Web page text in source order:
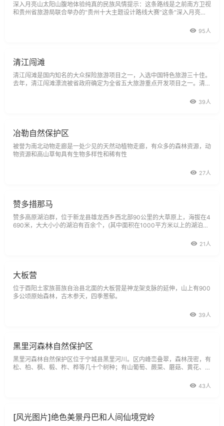
深入月亮山太阳山腹地体验纯真的民族风情提示：这条路线是之前南方卫视
和贵州省旅游局联合举办的“贵州十大主题设计路线大赛”这条“深入月亮山
95人
清江闯滩
清江闯滩是国内知名的大众探险旅游项目之一，入选中国特色旅游三十佳。
去年，清江闯滩漂流被省政府确定为全省五大旅游重点开发项目之一。清江
39人
冶勒自然保护区
被誉为南北动物走廊是一处少见的天然动植物走廊，有众多的森林资源，动
物资源和高山草甸具有生物多样性和稀有性
27人
赞多措那马
赞多高原湖泊群，位于新龙县雄龙西乡西北部90公里的大草原上，海拔在4
690米，大大小小的湖泊有百余个，(其中面积在1000平方米以上的湖泊有
21人
大板营
位于酉阳土家族苗族自治县北面的大板营是神龙架支脉的延伸，山上有900
多公顷原始森林，古木参天，四季葱郁。
39人
黑里河森林自然保护区
黑里河森林自然保护区位于宁城县黑里河川。区内峰峦叠翠，森林茂密，有
松、柏、枫、椴、柞、桦等几十个树种；有山葡萄、蕨菜、蘑菇、黄花、山
43人
[风光图片]绝色美景丹巴和人间仙境党岭